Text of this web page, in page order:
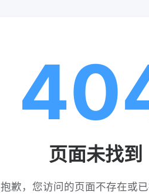
页面未找到
抱歉，您访问的页面不存在或已